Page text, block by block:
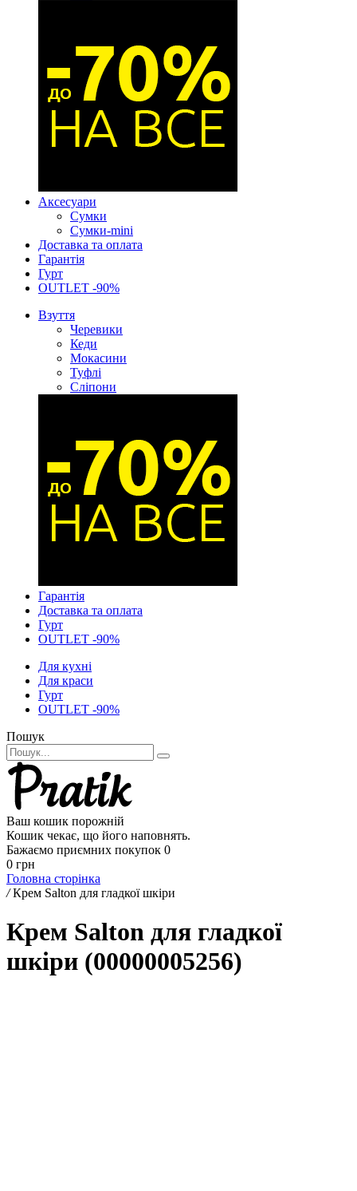
Аксесуари
Сумки
Сумки-mini
Доставка та оплата
Гарантія
Гурт
OUTLET -90%
Взуття
Черевики
Кеди
Мокасини
Туфлі
Сліпони
Гарантія
Доставка та оплата
Гурт
OUTLET -90%
Для кухні
Для краси
Гурт
OUTLET -90%
Пошук
Ваш кошик порожній
Кошик чекає, що його наповнять.
Бажаємо приємних покупок 0
0 грн
Головна сторінка
/ Крем Salton для гладкої шкіри
Крем Salton для гладкої
шкіри (00000005256)